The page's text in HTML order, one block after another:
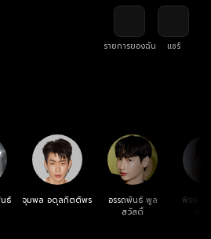
รายการของฉัน
แชร์
ธ์ จุมพล อดุลกิตติพร
อรรถพันธ์ พูล
สวัสดิ์
พิรพัฒ